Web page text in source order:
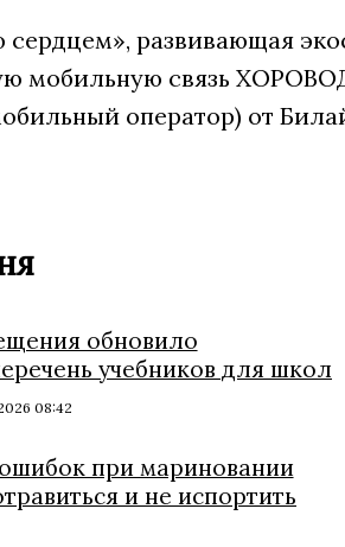
развивающая
мобильную связь
оператор) от
обновило
учебников для школ
08:42
при мариновании
и не испортить